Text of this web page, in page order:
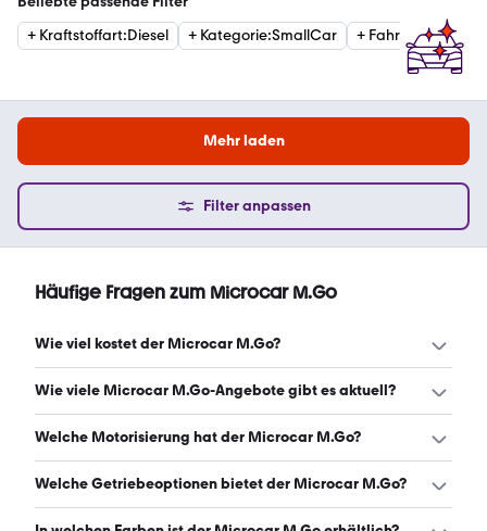
+ Kraftstoffart:Diesel + Kategorie:SmallCar +
Mehr laden
Filter anpassen
Häufige Fragen zum Microcar M.Go
Wie viel kostet der Microcar M.Go?
Ein guter Preis für einen Microcar M.Go liegt zwischen
Wie viele Microcar M.Go-Angebote gibt es aktuell?
Es gibt insgesamt 39 Microcar M.Go bei mobile.de, davon
Welche Motorisierung hat der Microcar M.Go?
Der Microcar M.Go hat Leistungen zwischen 5 und 8 PS.
Welche Getriebeoptionen bietet der Microcar M.Go?
Der Microcar M.Go ist mit automatischem Getriebe